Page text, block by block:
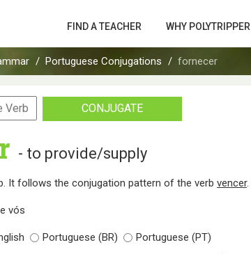
FIND A TEACHER WHY POLYTRIPPER
Portuguese Conjugations fornecer
CONJUGATE
- to provide/supply
It follows the conjugation pattern of the verb vencer.
vós
Portuguese (BR) Portuguese (PT)